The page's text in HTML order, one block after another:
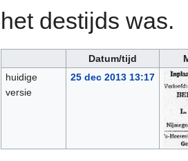
het destijds was.
Datum/tijd
huidige
versie
25 dec 2013 13:17